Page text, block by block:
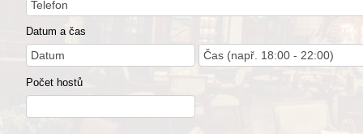
Datum a čas
Počet hostů